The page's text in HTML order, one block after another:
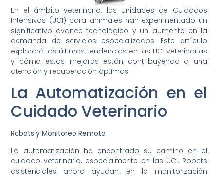
En el ámbito veterinario, las Unidades de Cuidados
Intensivos (UCI) para animales han experimentado un
significativo avance tecnológico y un aumento en la
demanda de servicios especializados. Este artículo
explorará las últimas tendencias en las UCI veterinarias
y cómo estas mejoras están contribuyendo a una
atención y recuperación óptimas.
La Automatización en el
Cuidado Veterinario
Robots y Monitoreo Remoto
La automatización ha encontrado su camino en el
cuidado veterinario, especialmente en las UCI. Robots
asistenciales ahora ayudan en la monitorización